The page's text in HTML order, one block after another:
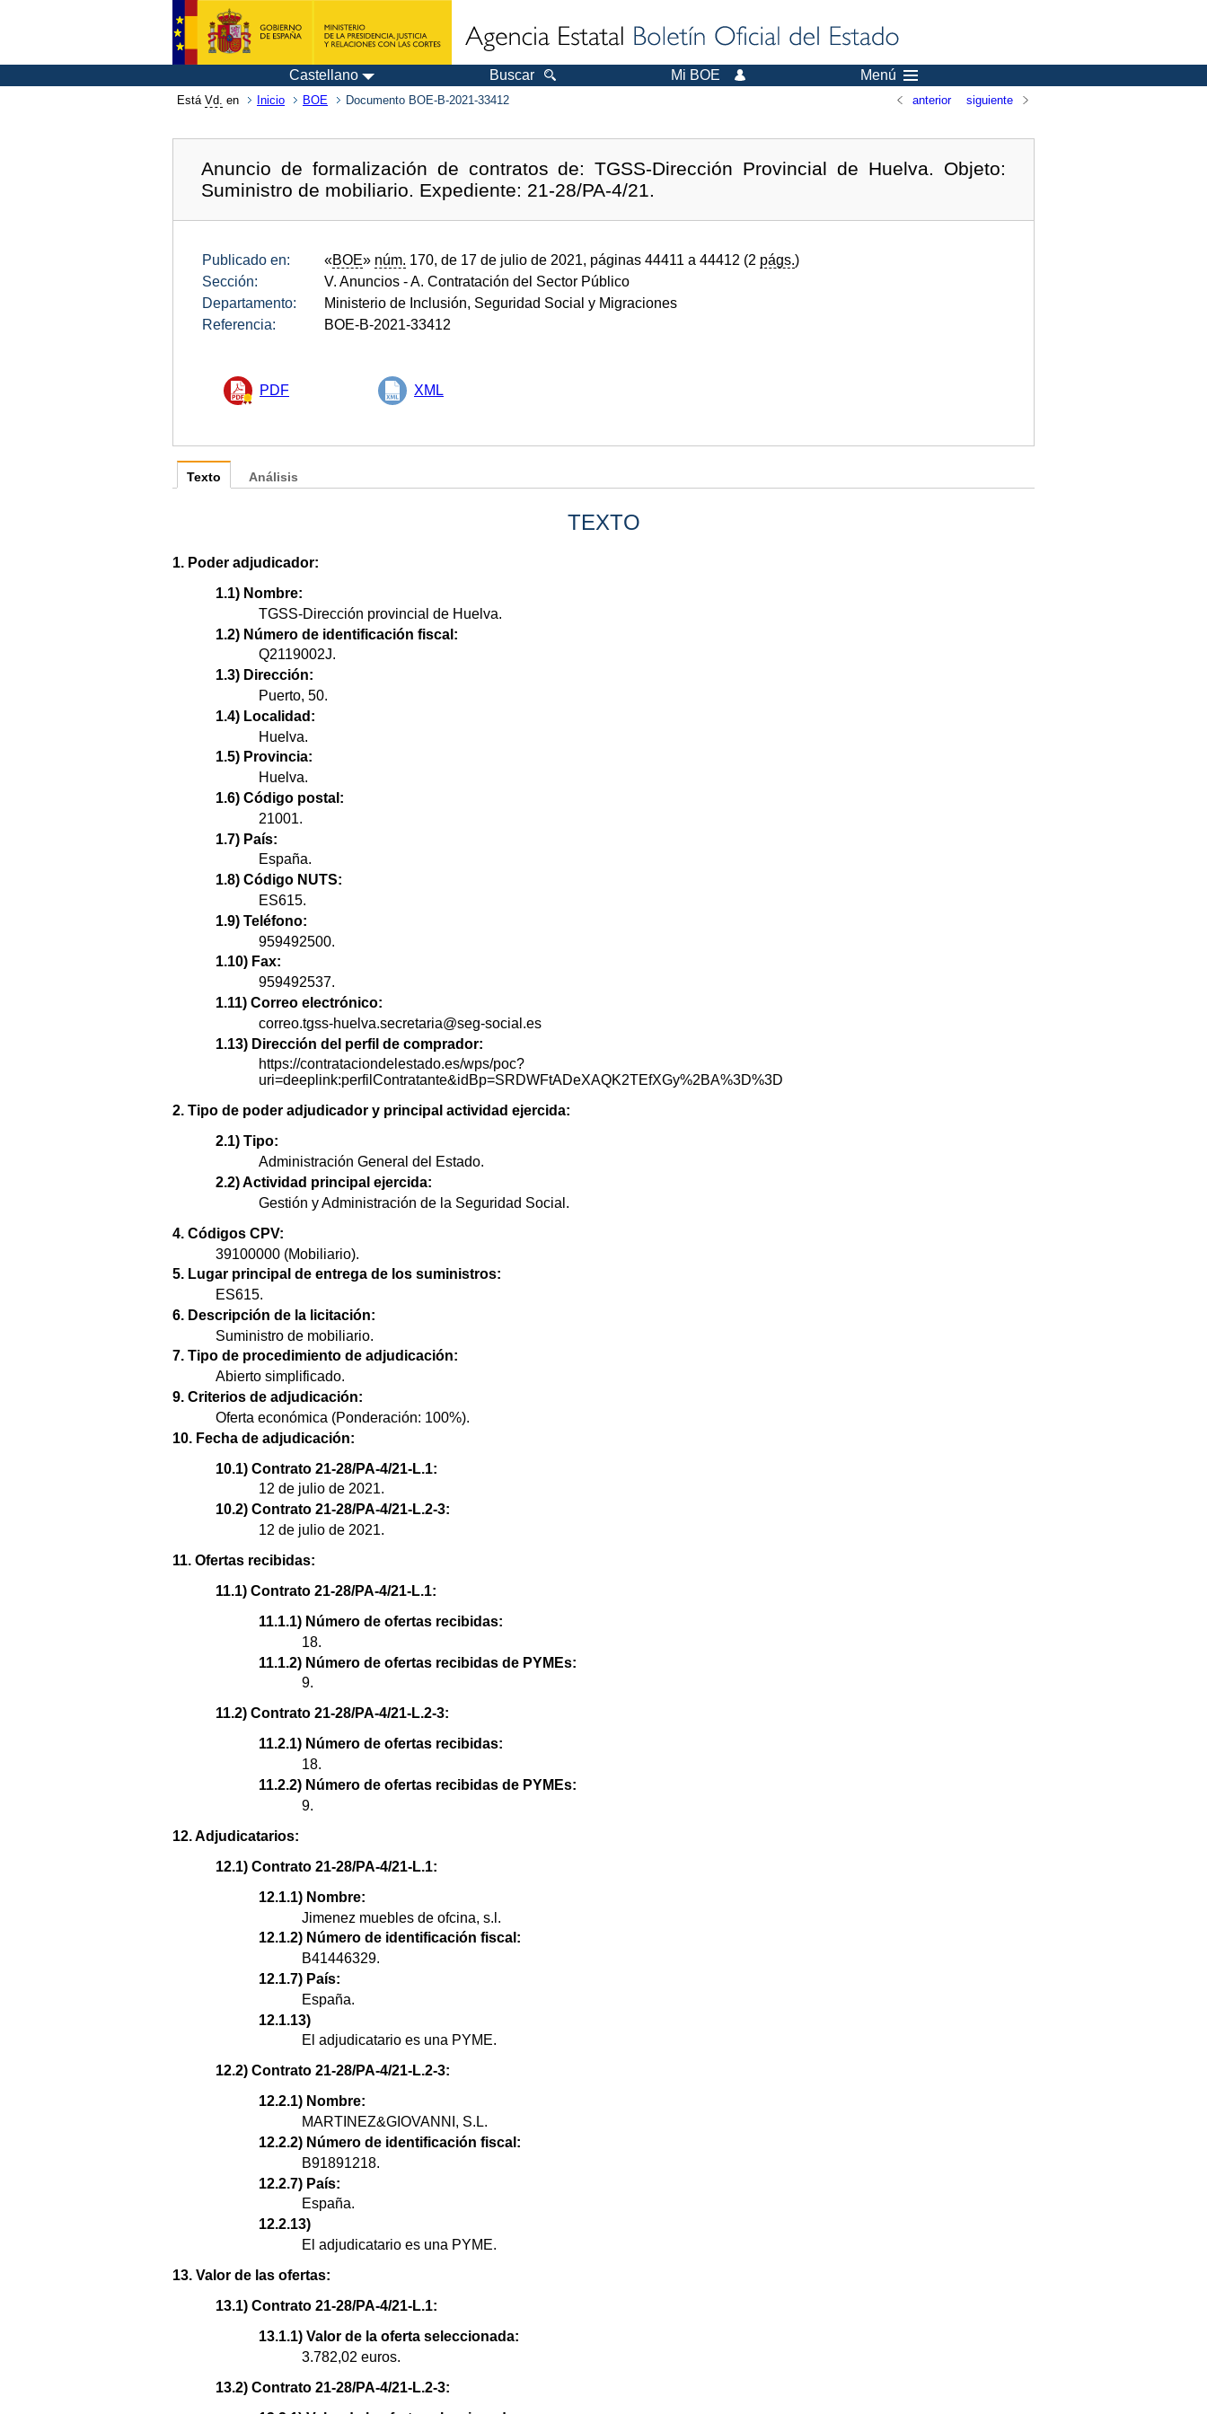
Castellano Buscar Mi BOE Menú
Está Vd. en Inicio BOE Documento BOE-B-2021-33412 anterior siguiente
Anuncio de formalización de contratos de: TGSS-Dirección Provincial de Huelva. Objeto:
Suministro de mobiliario. Expediente: 21-28/PA-4/21.
Publicado en: «BOE» núm. 170, de 17 de julio de 2021, páginas 44411 a 44412 (2 págs.)
Sección:
V. Anuncios - A. Contratación del Sector Público
Departamento:
Ministerio de Inclusión, Seguridad Social y Migraciones
Referencia:
BOE-B-2021-33412
PDF XML
Texto
TEXTO
1. Poder adjudicador:
1.1) Nombre:
TGSS-Dirección provincial de Huelva.
1.2) Número de identificación fiscal:
Q2119002J.
1.3) Dirección:
Puerto, 50.
1.4) Localidad:
Huelva.
1.5) Provincia:
Huelva.
1.6) Código postal:
21001.
1.7) País:
España.
1.8) Código NUTS:
ES615.
1.9) Teléfono:
959492500.
1.10) Fax:
959492537.
1.11) Correo electrónico:
correo.tgss-huelva.secretaria@seg-social.es
1.13) Dirección del perfil de comprador:
https://contrataciondelestado.es/wps/poc?
uri=deeplink:perfilContratante&idBp=SRDWFtADeXAQK2TEfXGy%2BA%3D%3D
2. Tipo de poder adjudicador y principal actividad ejercida:
2.1) Tipo:
Administración General del Estado.
2.2) Actividad principal ejercida:
Gestión y Administración de la Seguridad Social.
4. Códigos CPV:
39100000 (Mobiliario).
5. Lugar principal de entrega de los suministros:
ES615.
6. Descripción de la licitación:
Suministro de mobiliario.
7. Tipo de procedimiento de adjudicación:
Abierto simplificado.
9. Criterios de adjudicación:
Oferta económica (Ponderación: 100%).
10. Fecha de adjudicación:
10.1) Contrato 21-28/PA-4/21-L.1:
12 de julio de 2021.
10.2) Contrato 21-28/PA-4/21-L.2-3:
12 de julio de 2021.
11. Ofertas recibidas:
11.1) Contrato 21-28/PA-4/21-L.1:
11.1.1) Número de ofertas recibidas:
18.
11.1.2) Número de ofertas recibidas de PYMEs:
9.
11.2) Contrato 21-28/PA-4/21-L.2-3:
11.2.1) Número de ofertas recibidas:
18.
11.2.2) Número de ofertas recibidas de PYMEs:
9.
12. Adjudicatarios:
12.1) Contrato 21-28/PA-4/21-L.1:
12.1.1) Nombre:
Jimenez muebles de ofcina, s.l.
12.1.2) Número de identificación fiscal:
B41446329.
12.1.7) País:
España.
12.1.13)
El adjudicatario es una PYME.
12.2) Contrato 21-28/PA-4/21-L.2-3:
12.2.1) Nombre:
MARTINEZ&GIOVANNI, S.L.
12.2.2) Número de identificación fiscal:
B91891218.
12.2.7) País:
España.
12.2.13)
El adjudicatario es una PYME.
13. Valor de las ofertas:
13.1) Contrato 21-28/PA-4/21-L.1:
13.1.1) Valor de la oferta seleccionada:
3.782,02 euros.
13.2) Contrato 21-28/PA-4/21-L.2-3:
Análisis